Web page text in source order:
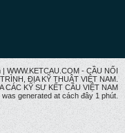
WWW.KETCAU.COM - CẦU NỐI
ĐỊA KỸ THUẬT VIỆT NAM.
CÁC KỸ SƯ KẾT CÂU VIỆT NAM
generated at cách đây 1 phút.